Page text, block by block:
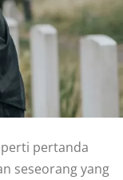
pertanda
seseorang yang